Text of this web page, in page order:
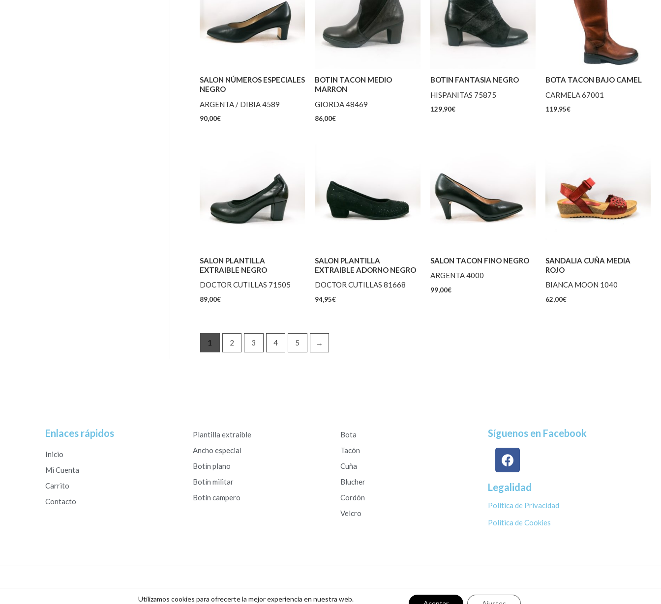
SALON NÚMEROS ESPECIALES
NEGRO
ARGENTA / DIBIA 4589
90,00€
BOTIN TACON MEDIO
MARRON
GIORDA 48469
86,00€
BOTIN FANTASIA NEGRO
HISPANITAS 75875
129,90€
BOTA TACON BAJO CAMEL
CARMELA 67001
119,95€
SALON PLANTILLA
EXTRAIBLE NEGRO
DOCTOR CUTILLAS 71505
89,00€
SALON PLANTILLA
EXTRAIBLE ADORNO NEGRO
DOCTOR CUTILLAS 81668
94,95€
SALON TACON FINO NEGRO
ARGENTA 4000
99,00€
SANDALIA CUÑA MEDIA
ROJO
BIANCA MOON 1040
62,00€
1 2 3 4 5 →
Enlaces rápidos
Inicio
Mi Cuenta
Carrito
Contacto
Plantilla extraible
Ancho especial
Botín plano
Botín militar
Botín campero
Bota
Tacón
Cuña
Blucher
Cordón
Velcro
Síguenos en Facebook
Legalidad
Política de Privacidad
Política de Cookies
Utilizamos cookies para ofrecerte la mejor experiencia en nuestra web.